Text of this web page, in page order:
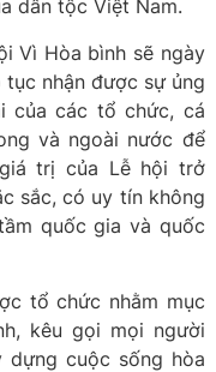
dân tộc Việt Nam.
Vì Hòa bình sẽ ngày
nhận được sự ủng
của các tổ chức, cá
và ngoài nước để
trị của Lễ hội trở
sắc, có uy tín không
quốc gia và quốc
tổ chức nhằm mục
kêu gọi mọi người
dựng cuộc sống hòa